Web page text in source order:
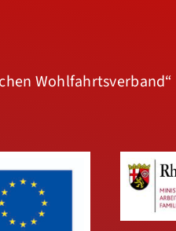
Wohlfahrtsverband“